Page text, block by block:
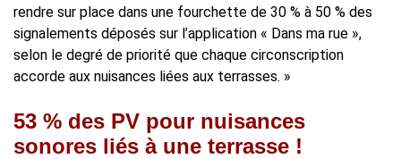
rendre sur place dans une fourchette de 30 % à 50 % des
signalements déposés sur l’application « Dans ma rue »,
selon le degré de priorité que chaque circonscription
accorde aux nuisances liées aux terrasses. »
53 % des PV pour nuisances
sonores liés à une terrasse !